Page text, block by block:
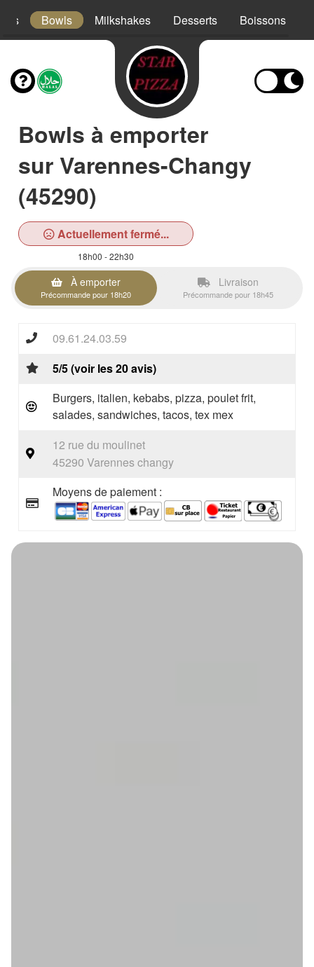
Bowls Milkshakes Desserts Boissons
Bowls à emporter
sur Varennes-Changy
(45290)
Actuellement fermé...
18h00 - 22h30
À emporter
Précommande pour 18h20
Livraison
Précommande pour 18h45
09.61.24.03.59
5/5 (voir les 20 avis)
Burgers, italien, kebabs, pizza, poulet frit,
salades, sandwiches, tacos, tex mex
12 rue du moulinet
45290 Varennes changy
Moyens de paiement :